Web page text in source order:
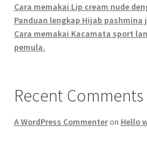
Cara memakai Lip cream nude
Panduan lengkap Hijab pashmina
Cara memakai Kacamata sport
pemula.
Recent Comments
A WordPress Commenteron Hello